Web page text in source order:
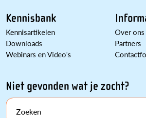
Kennisbank
Kennisartikelen
Downloads
Webinars en Video's
Over ons
Partners
Niet gevonden wat je zocht?
Zoeken